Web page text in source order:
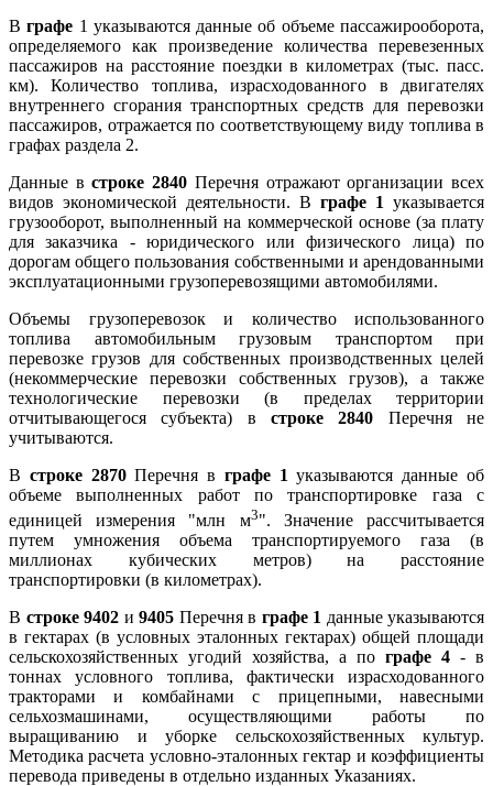
Вграфе 1 указываются данные об объеме пассажирооборота,
определяемого как произведение количества перевезенных
пассажиров на расстояние поездки в километрах (тыс. пасс.
км). Количество топлива, израсходованного в двигателях
внутреннего сгорания транспортных средств для перевозки
пассажиров, отражается по соответствующему виду топлива в
графах раздела 2.
Данные встроке 2840 Перечня отражают организации всех
видов экономической деятельности. В графе 1 указывается
грузооборот, выполненный на коммерческой основе (за плату
для заказчика - юридического или физического лица) по
дорогам общего пользования собственными и арендованными
эксплуатационными грузоперевозящими автомобилями.
Объемы грузоперевозок и количество использованного
топлива автомобильным грузовым транспортом при
перевозке грузов для собственных производственных целей
(некоммерческие перевозки собственных грузов), а также
технологические перевозки (в пределах территории
отчитывающегося субъекта) в строке 2840 Перечня не
учитываются.
В строке 2870Перечня в графе 1 указываются данные об
объеме выполненных работ по транспортировке газа с
единицей измерения "млн м3". Значение рассчитывается
путем умножения объема транспортируемого газа (в
миллионах кубических метров) на расстояние
транспортировки (в километрах).
В строке 9402 и 9405 Перечня в графе 1 данные указываются
в гектарах (в условных эталонных гектарах) общей площади
сельскохозяйственных угодий хозяйства, а по графе 4 - в
тоннах условного топлива, фактически израсходованного
тракторами и комбайнами с прицепными, навесными
сельхозмашинами, осуществляющими работы по
выращиванию и уборке сельскохозяйственных культур.
Методика расчета условно-эталонных гектар и коэффициенты
перевода приведены в отдельно изданных Указаниях.